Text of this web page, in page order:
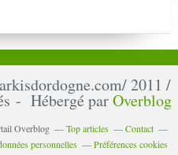
2011 /
- Hébergé parOverblog
Overblog Top articles
Contact
personnelles Préférences cookies